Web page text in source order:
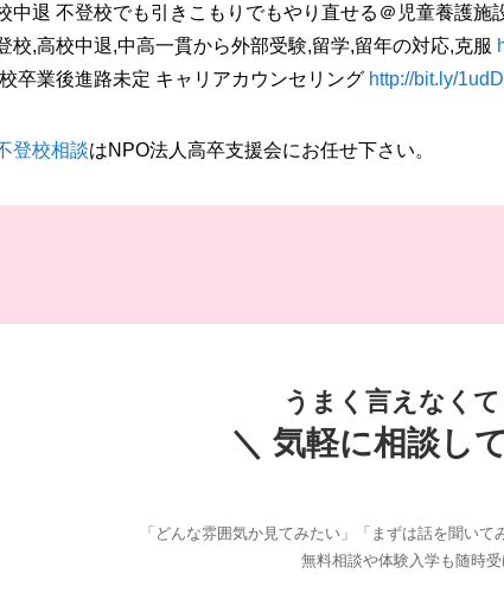
中退 不登校でも引きこもりでもやり直せる＠児童養護施
校,高校中退,中高一貫から外部受験,留学,留年の対応,克服
卒業後進路未定 キャリアカウンセリング http://bit.ly/
登校相談はNPO法人高卒支援会にお任せ下さい。
うまく言えなくて
＼ 気軽に相談し
「どんな雰囲気か見てみたい」「まずは話を聞いて
無料相談や体験入学も随時受